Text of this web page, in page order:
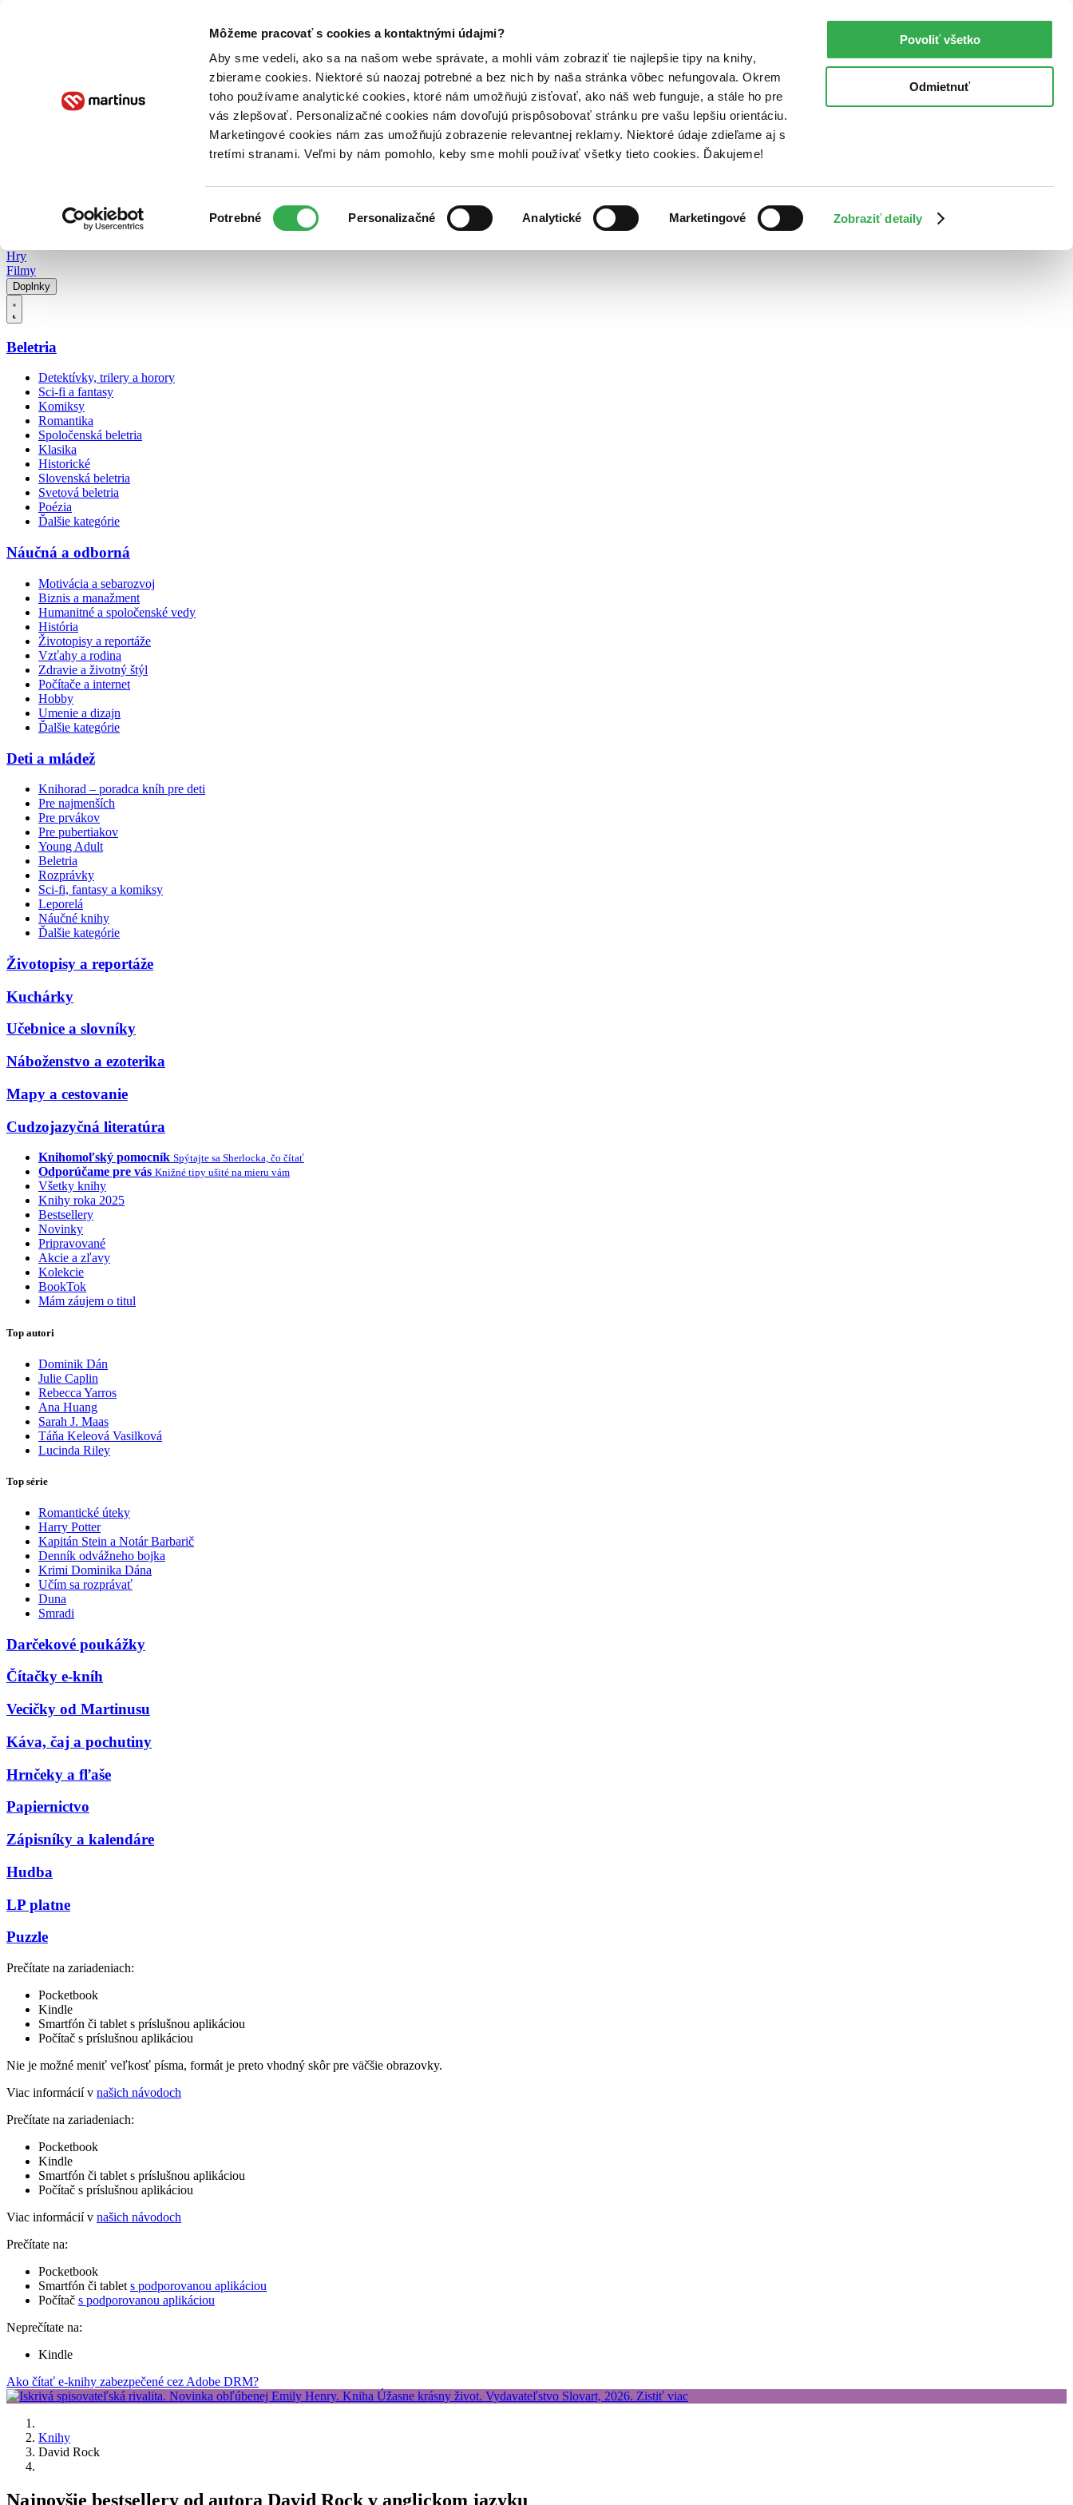
Môžeme pracovať s cookies a kontaktnými údajmi?
Aby sme vedeli, ako sa na našom webe správate, a mohli vám zobraziť tie najlepšie tipy na knihy,
zbierame cookies. Niektoré sú naozaj potrebné a bez nich by naša stránka vôbec nefungovala. Okrem
toho používame analytické cookies, ktoré nám umožňujú zisťovať, ako náš web funguje, a stále ho pre
vás zlepšovať. Personalizačné cookies nám dovoľujú prispôsobovať stránku pre vašu lepšiu orientáciu.
Marketingové cookies nám zas umožňujú zobrazenie relevantnej reklamy. Niektoré údaje zdieľame aj s
tretími stranami. Veľmi by nám pomohlo, keby sme mohli používať všetky tieto cookies. Ďakujeme!
súhlasu
Potrebné Personalizačné Analytické Marketingové Zobraziť detaily
Povoliť všetko
Odmietnuť
Poukážky Kontakt
Hry
Filmy
Doplnky
Beletria
Detektívky, trilery a horory
Sci-fi a fantasy
Komiksy
Romantika
Spoločenská beletria
Klasika
Historické
Slovenská beletria
Svetová beletria
Poézia
Ďalšie kategórie
Náučná a odborná
Motivácia a sebarozvoj
Biznis a manažment
Humanitné a spoločenské vedy
História
Životopisy a reportáže
Vzťahy a rodina
Zdravie a životný štýl
Počítače a internet
Hobby
Umenie a dizajn
Ďalšie kategórie
Deti a mládež
Knihorad – poradca kníh pre deti
Pre najmenších
Pre prvákov
Pre pubertiakov
Young Adult
Beletria
Rozprávky
Sci-fi, fantasy a komiksy
Leporelá
Náučné knihy
Ďalšie kategórie
Životopisy a reportáže
Kuchárky
Učebnice a slovníky
Náboženstvo a ezoterika
Mapy a cestovanie
Cudzojazyčná literatúra
Knihomoľský pomocník Spýtajte sa Sherlocka, čo čítať
Odporúčame pre vás Knižné tipy ušité na mieru vám
Všetky knihy
Knihy roka 2025
Bestsellery
Novinky
Pripravované
Akcie a zľavy
Kolekcie
BookTok
Mám záujem o titul
Top autori
Dominik Dán
Julie Caplin
Rebecca Yarros
Ana Huang
Sarah J. Maas
Táňa Keleová Vasilková
Lucinda Riley
Top série
Romantické úteky
Harry Potter
Kapitán Stein a Notár Barbarič
Denník odvážneho bojka
Krimi Dominika Dána
Učím sa rozprávať
Duna
Smradi
Darčekové poukážky
Čítačky e-kníh
Vecičky od Martinusu
Káva, čaj a pochutiny
Hrnčeky a fľaše
Papiernictvo
Zápisníky a kalendáre
Hudba
LP platne
Puzzle
Prečítate na zariadeniach:
Pocketbook
Kindle
Smartfón či tablet s príslušnou aplikáciou
Počítač s príslušnou aplikáciou
Nie je možné meniť veľkosť písma, formát je preto vhodný skôr pre väčšie obrazovky.
Viac informácií v našich návodoch
Prečítate na zariadeniach:
Pocketbook
Kindle
Smartfón či tablet s príslušnou aplikáciou
Počítač s príslušnou aplikáciou
Viac informácií v našich návodoch
Prečítate na:
Pocketbook
Smartfón či tablet s podporovanou aplikáciou
Počítač s podporovanou aplikáciou
Neprečítate na:
Kindle
Ako čítať e-knihy zabezpečené cez Adobe DRM?
Knihy
David Rock
Najnovšie bestsellery od autora David Rock v anglickom jazyku